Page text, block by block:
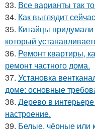
33. Все варианты так
34. Как выглядит
35. Китайцы
который
36. Ремонт квартиры,
ремонт частного дома.
37. Установка
доме: основные
38. Дерево в
настроение.
39. Белые, чёрные или